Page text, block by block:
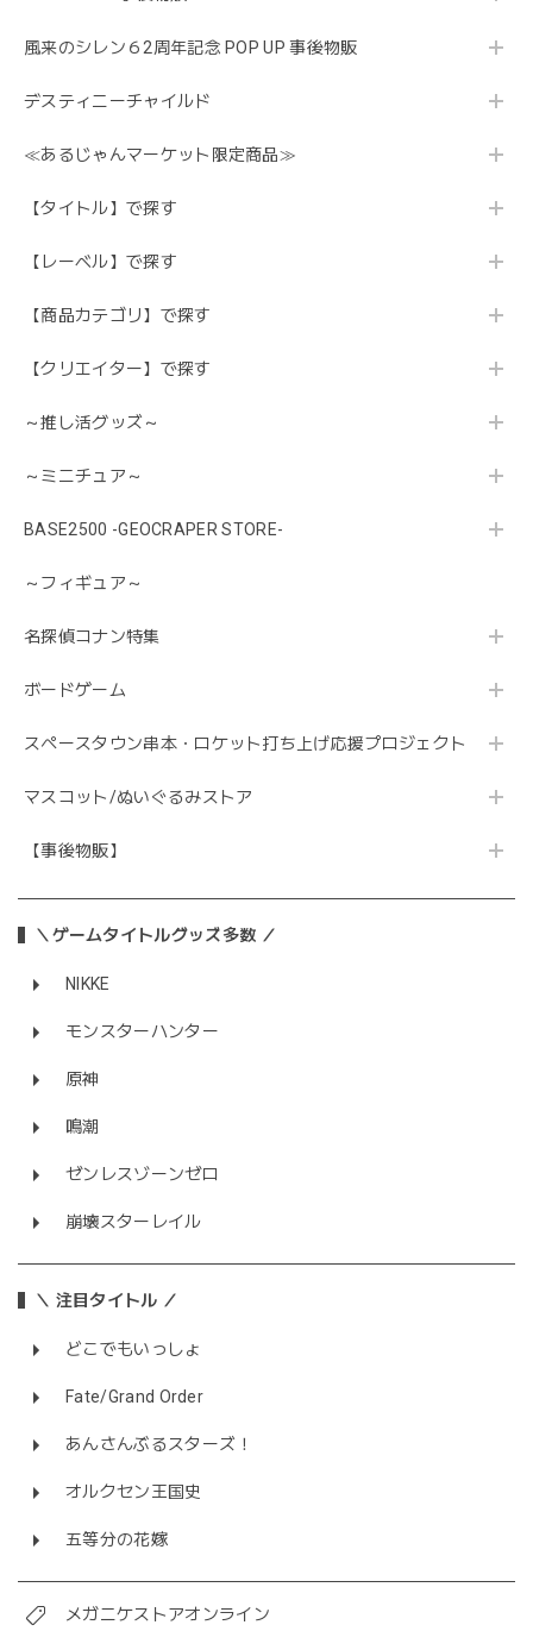
風来のシレン６2周年記念 POP UP 事後物販
デスティニーチャイルド
≪あるじゃんマーケット限定商品≫
【タイトル】で探す
【レーベル】で探す
【商品カテゴリ】で探す
【クリエイター】で探す
～推し活グッズ～
～ミニチュア～
BASE2500 -GEOCRAPER STORE-
～フィギュア～
名探偵コナン特集
ボードゲーム
スペースタウン串本・ロケット打ち上げ応援プロジェクト
マスコット/ぬいぐるみストア
【事後物販】
＼ゲームタイトルグッズ多数 ／
NIKKE
モンスターハンター
原神
鳴潮
ゼンレスゾーンゼロ
崩壊スターレイル
＼ 注目タイトル ／
どこでもいっしょ
Fate/Grand Order
あんさんぶるスターズ！
オルクセン王国史
五等分の花嫁
メガニケストアオンライン